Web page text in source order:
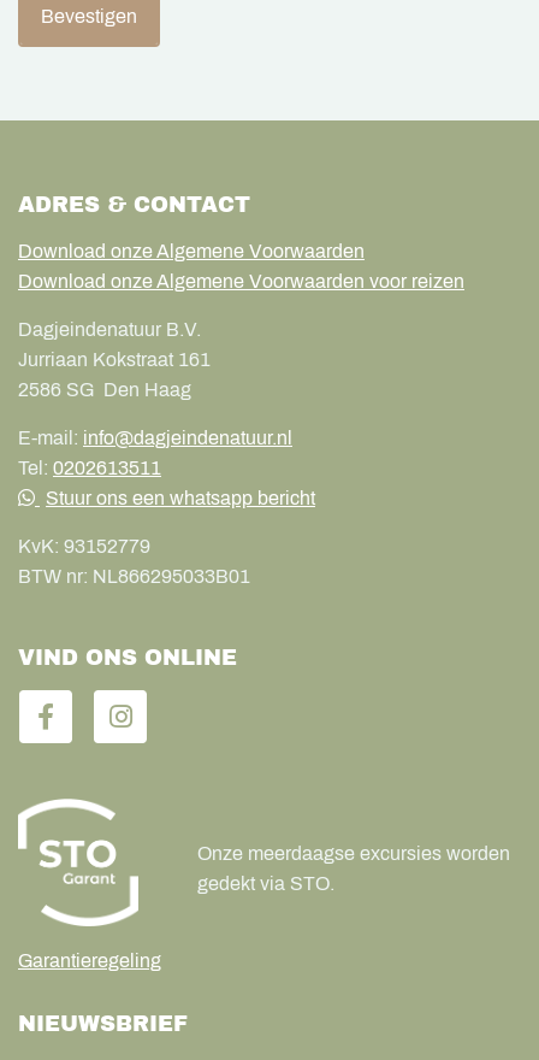
Bevestigen
ADRES & CONTACT
Download onze Algemene Voorwaarden
Download onze Algemene Voorwaarden voor reizen
Dagjeindenatuur B.V.
Jurriaan Kokstraat 161
2586 SG Den Haag
E-mail: info@dagjeindenatuur.nl
Tel: 0202613511
Stuur ons een whatsapp bericht
KvK: 93152779
BTW nr: NL866295033B01
VIND ONS ONLINE
Garantieregeling
Onze meerdaagse excursies worden
gedekt via STO.
NIEUWSBRIEF